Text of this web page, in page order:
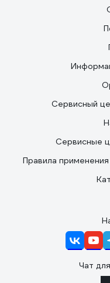
Сервисный
Сервисные
Правила
Чат